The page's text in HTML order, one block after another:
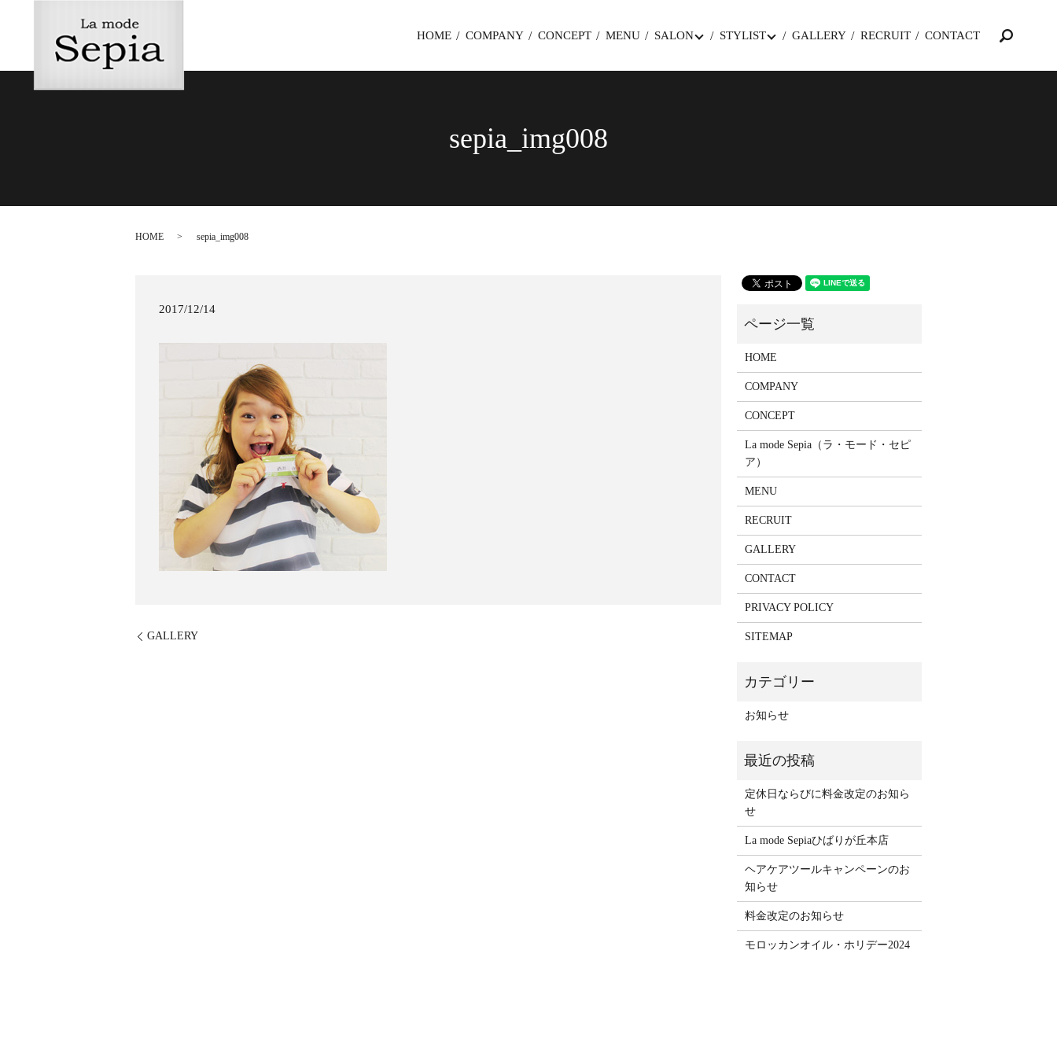
HOME COMPANY CONCEPT MENU SALON STYLIST GALLERY RECRUIT CONTACT
sepia_img008
HOME sepia_img008
2017/12/14
GALLERY
HOME
COMPANY
CONCEPT
La mode Sepia（ラ・モード・セピ
ア）
MENU
RECRUIT
GALLERY
CONTACT
PRIVACY POLICY
SITEMAP
お知らせ
定休日ならびに料金改定のお知ら
せ
La mode Sepiaひばりが丘本店
ヘアケアツールキャンペーンのお
知らせ
料金改定のお知らせ
モロッカンオイル・ホリデー2024